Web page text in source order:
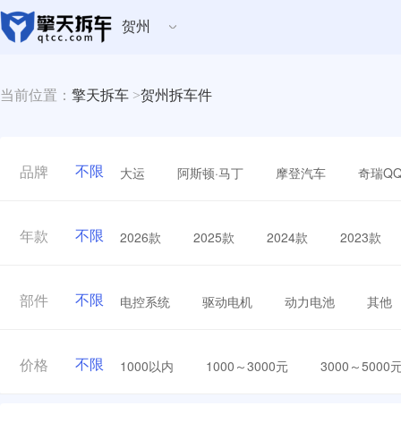
贺州
当前位置： 擎天拆车 >贺州拆车件
品牌 不限 大运 阿斯顿·马丁 摩登汽车 奇瑞
年款 不限 2026款 2025款 2024款 2023款
部件 不限 电控系统 驱动电机 动力电池 其他
价格 不限 1000以内 1000～3000元 3000～5000